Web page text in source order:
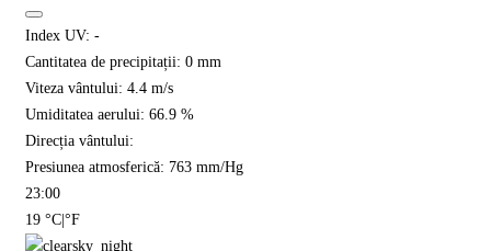
Index UV: -
Cantitatea de precipitații: 0 mm
Viteza vântului: 4.4 m/s
Umiditatea aerului: 66.9 %
Direcția vântului:
Presiunea atmosferică: 763 mm/Hg
23:00
19 °C|°F